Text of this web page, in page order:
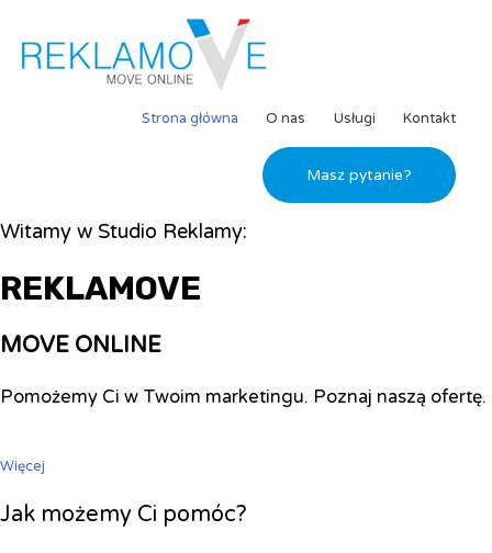
Strona główna O nas Usługi Kontakt
Masz pytanie?
Witamy w Studio Reklamy:
REKLAMOVE
MOVE ONLINE
Pomożemy Ci w Twoim marketingu. Poznaj naszą ofertę.
Więcej
Jak możemy Ci pomóc?